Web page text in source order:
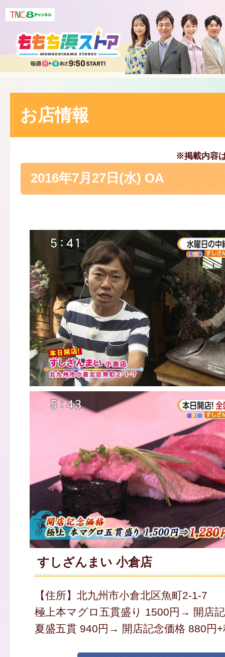
お店情報
※掲載内容
2016年7月27日(水) OA
すしざんまい 小倉店
【住所】北九州市小倉北区魚町2-1-7
極上本マグロ五貫盛り 1500円→ 開店
夏盛五貫 940円→ 開店記念価格 880円+